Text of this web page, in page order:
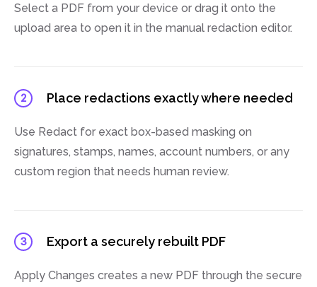
Select a PDF from your device or drag it onto the
upload area to open it in the manual redaction editor.
2 Place redactions exactly where needed
Use Redact for exact box-based masking on
signatures, stamps, names, account numbers, or any
custom region that needs human review.
3 Export a securely rebuilt PDF
Apply Changes creates a new PDF through the secure